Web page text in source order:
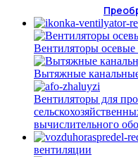
Вентиляторы осевые
Вытяжные
Вентиляторы для
вычислительного
вентиляции